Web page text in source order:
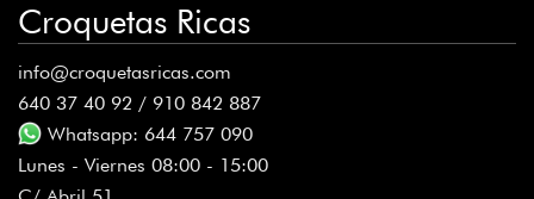
Croquetas Ricas
info@croquetasricas.com
640 37 40 92 / 910 842 887
Whatsapp: 644 757 090
Lunes - Viernes 08:00 - 15:00